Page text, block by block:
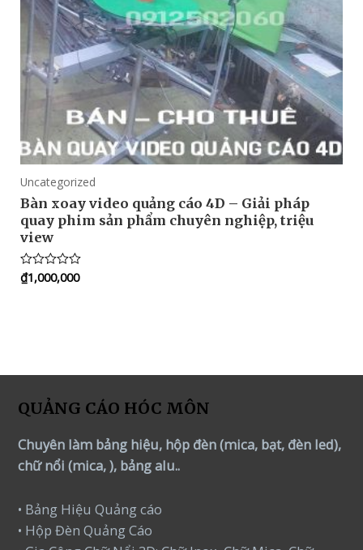
Uncategorized
Bàn xoay video quảng cáo 4D – Giải pháp
quay phim sản phẩm chuyên nghiệp, triệu
view
Rated
0
₫1,000,000
QUẢNG CÁO HÓC MÔN
Chuyên làm bảng hiệu, hộp đèn (mica, bạt, đèn led),
chữ nổi (mica, ), bảng alu..
• Bảng Hiệu Quảng cáo
• Hộp Đèn Quảng Cáo